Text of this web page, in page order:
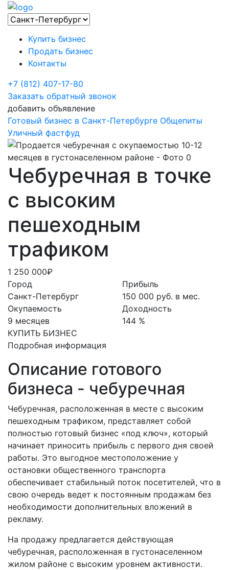
Купить бизнес
Продать бизнес
Контакты
+7 (812) 407-17-80
Заказать обратный звонок
добавить объявление
Готовый бизнес в Санкт-Петербурге Общепиты
Уличный фастфуд
Чебуречная в точке
с высоким
пешеходным
трафиком
1 250 000₽
Город
Санкт-Петербург
Окупаемость
9 месяцев
КУПИТЬ БИЗНЕС
Прибыль
150 000 руб. в мес.
Доходность
144 %
Подробная информация
Описание готового
бизнеса - чебуречная
Чебуречная, расположенная в месте с высоким
пешеходным трафиком, представляет собой
полностью готовый бизнес «под ключ», который
начинает приносить прибыль с первого дня своей
работы. Это выгодное местоположение у
остановки общественного транспорта
обеспечивает стабильный поток посетителей, что в
свою очередь ведет к постоянным продажам без
необходимости дополнительных вложений в
рекламу.
На продажу предлагается действующая
чебуречная, расположенная в густонаселенном
жилом районе с высоким уровнем активности.